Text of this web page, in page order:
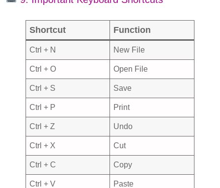
Shortcut Function
Ctrl + N New File
Ctrl + O Open File
Ctrl + S Save
Ctrl + P Print
Ctrl + Z Undo
Ctrl + X Cut
Ctrl + C Copy
Ctrl + V Paste